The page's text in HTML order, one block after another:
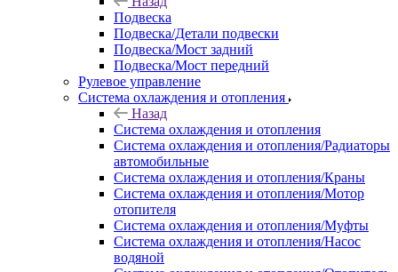
Подвеска
Подвеска/Детали подвески
Подвеска/Мост задний
Подвеска/Мост передний
Рулевое управление
Система охлаждения и отопления
Назад
Система охлаждения и отопления
Система охлаждения и отопления/Радиаторы
автомобильные
Система охлаждения и отопления/Краны
Система охлаждения и отопления/Мотор
отопителя
Система охлаждения и отопления/Муфты
Система охлаждения и отопления/Насос
водяной